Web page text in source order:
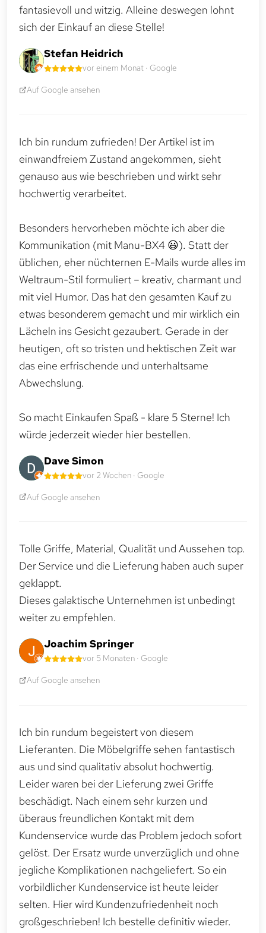
fantasievoll und witzig. Alleine deswegen lohnt
sich der Einkauf an diese Stelle!
Stefan Heidrich
vor einem Monat · Google
Auf Google ansehen
Ich bin rundum zufrieden! Der Artikel ist im
einwandfreiem Zustand angekommen, sieht
genauso aus wie beschrieben und wirkt sehr
hochwertig verarbeitet.
Besonders hervorheben möchte ich aber die
Kommunikation (mit Manu-BX4 😃). Statt der
üblichen, eher nüchternen E-Mails wurde alles im
Weltraum-Stil formuliert – kreativ, charmant und
mit viel Humor. Das hat den gesamten Kauf zu
etwas besonderem gemacht und mir wirklich ein
Lächeln ins Gesicht gezaubert. Gerade in der
heutigen, oft so tristen und hektischen Zeit war
das eine erfrischende und unterhaltsame
Abwechslung.
So macht Einkaufen Spaß - klare 5 Sterne! Ich
würde jederzeit wieder hier bestellen.
Dave Simon
vor 2 Wochen · Google
Auf Google ansehen
Tolle Griffe, Material, Qualität und Aussehen top.
Der Service und die Lieferung haben auch super
geklappt.
Dieses galaktische Unternehmen ist unbedingt
weiter zu empfehlen.
Joachim Springer
vor 5 Monaten · Google
Auf Google ansehen
Ich bin rundum begeistert von diesem
Lieferanten. Die Möbelgriffe sehen fantastisch
aus und sind qualitativ absolut hochwertig.
Leider waren bei der Lieferung zwei Griffe
beschädigt. Nach einem sehr kurzen und
überaus freundlichen Kontakt mit dem
Kundenservice wurde das Problem jedoch sofort
gelöst. Der Ersatz wurde unverzüglich und ohne
jegliche Komplikationen nachgeliefert. So ein
vorbildlicher Kundenservice ist heute leider
selten. Hier wird Kundenzufriedenheit noch
großgeschrieben! Ich bestelle definitiv wieder.